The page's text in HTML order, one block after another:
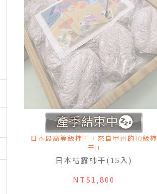
日本最高等級柿干，來自甲州的頂級柿
干!!
日本枯露柿干(15入)
NT$1,800